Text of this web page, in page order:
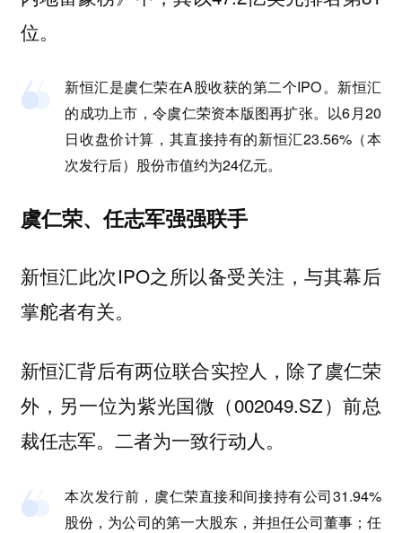
位。
新恒汇是虞仁荣在A股收获的第二个IPO。新恒汇
的成功上市，令虞仁荣资本版图再扩张。以6月20
日收盘价计算，其直接持有的新恒汇23.56%（本
次发行后）股份市值约为24亿元。
虞仁荣、任志军强强联手
新恒汇此次IPO之所以备受关注，与其幕后
掌舵者有关。
新恒汇背后有两位联合实控人，除了虞仁荣
外，另一位为紫光国微（002049.SZ）前总
裁任志军。二者为一致行动人。
本次发行前，虞仁荣直接和间接持有公司31.94%
股份，为公司的第一大股东，并担任公司董事；任